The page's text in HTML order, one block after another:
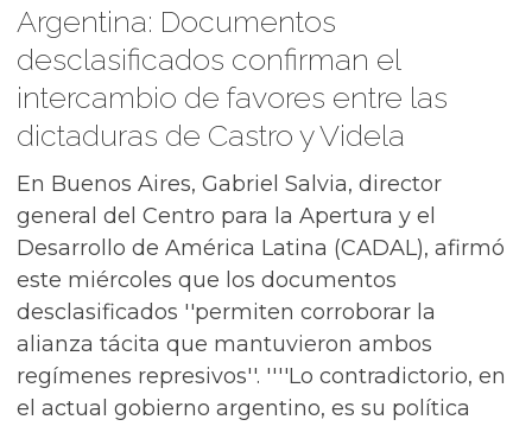
Argentina: Documentos
desclasificados confirman el
intercambio de favores entre las
dictaduras de Castro y Videla
En Buenos Aires, Gabriel Salvia, director
general del Centro para la Apertura y el
Desarrollo de América Latina (CADAL), afirmó
este miércoles que los documentos
desclasificados ''permiten corroborar la
alianza tácita que mantuvieron ambos
regímenes represivos''. ''''Lo contradictorio, en
el actual gobierno argentino, es su política